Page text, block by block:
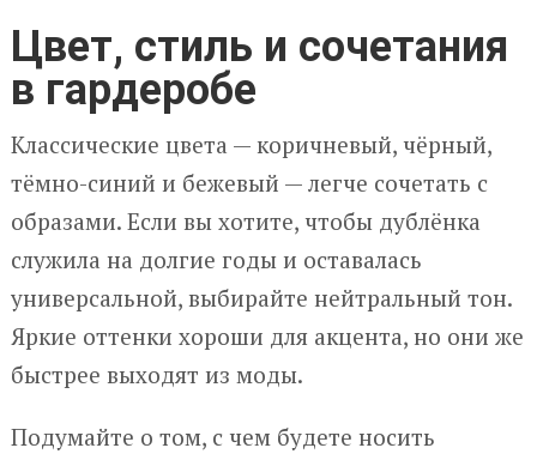
Цвет, стиль и сочетания
в гардеробе
Классические цвета — коричневый, чёрный,
тёмно-синий и бежевый — легче сочетать с
образами. Если вы хотите, чтобы дублёнка
служила на долгие годы и оставалась
универсальной, выбирайте нейтральный тон.
Яркие оттенки хороши для акцента, но они же
быстрее выходят из моды.
Подумайте о том, с чем будете носить